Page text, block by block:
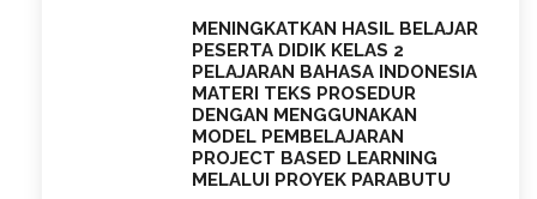
MENINGKATKAN HASIL BELAJAR
PESERTA DIDIK KELAS 2
PELAJARAN BAHASA INDONESIA
MATERI TEKS PROSEDUR
DENGAN MENGGUNAKAN
MODEL PEMBELAJARAN
PROJECT BASED LEARNING
MELALUI PROYEK PARABUTU